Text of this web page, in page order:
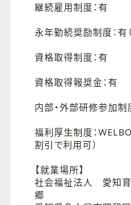
継続雇用制度：有
永年勤続奨励制度：有
資格取得制度：有
資格取得報奨金：有
内部・外部研修参加制
福利厚生制度：
割引で利用可）
【就業場所】
社会福祉法人 愛知
郷